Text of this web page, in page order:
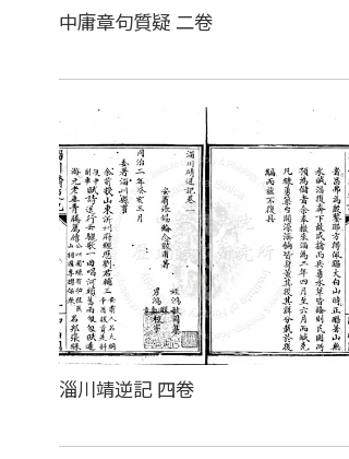
中庸章句質疑 二卷
淄川靖逆記 四卷